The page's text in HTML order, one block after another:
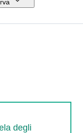
degli